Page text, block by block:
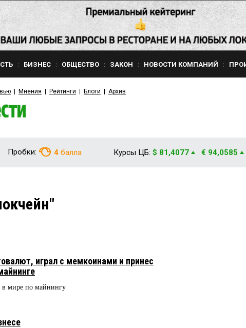
БИЗНЕС ОБЩЕСТВО ЗАКОН НОВОСТИ КОМПАНИЙ
Мнения Рейтинги Блоги Архив
Пробки: 4 балла Курсы ЦБ: $ 81,4077 € 94,0585
играл с мемкоинами и принес
в мире по майнингу